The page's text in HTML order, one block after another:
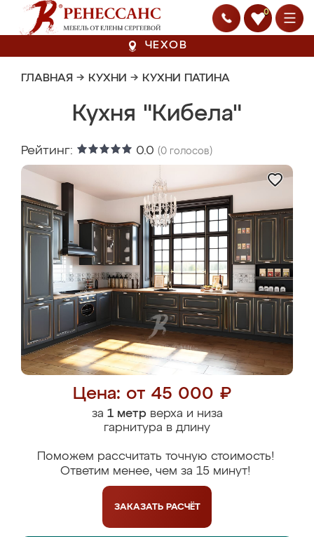
0
ЧЕХОВ
ГЛАВНАЯ → КУХНИ → КУХНИ ПАТИНА
Кухня "Кибела"
Рейтинг: 0.0 (0 голосов)
Цена: от 45 000 ₽
за 1 метрверха и низа
гарнитура в длину
Поможем рассчитать точную стоимость!
Ответим менее, чем за 15 минут!
ЗАКАЗАТЬ РАСЧЁТ